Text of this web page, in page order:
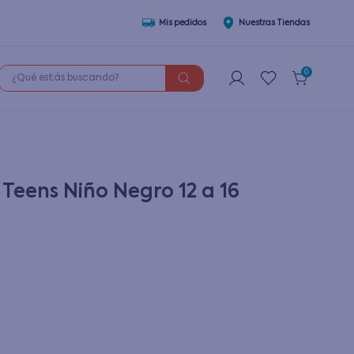
Mis pedidos Nuestras Tiendas
estás buscando? 0
Niño Negro 12 a 16